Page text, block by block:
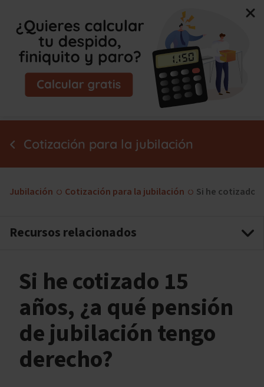
Nuevo libro de Jorge Campmany:
El Método MAPA, la
guía paso a paso para tu incapacidad permanente.
¡Consíguelo ya!
Cotización para la jubilación
Jubilación Cotización para la jubilación Si he cotizado
Si he cotizado 15
años, ¿a qué pensión
de jubilación tengo
derecho?
Recursos relacionados
Jubilación sin cotización suficiente
Jubilación con 8 años cotizados
Jubilación con 10 años cotizados
Jubilación con 12 años cotizados